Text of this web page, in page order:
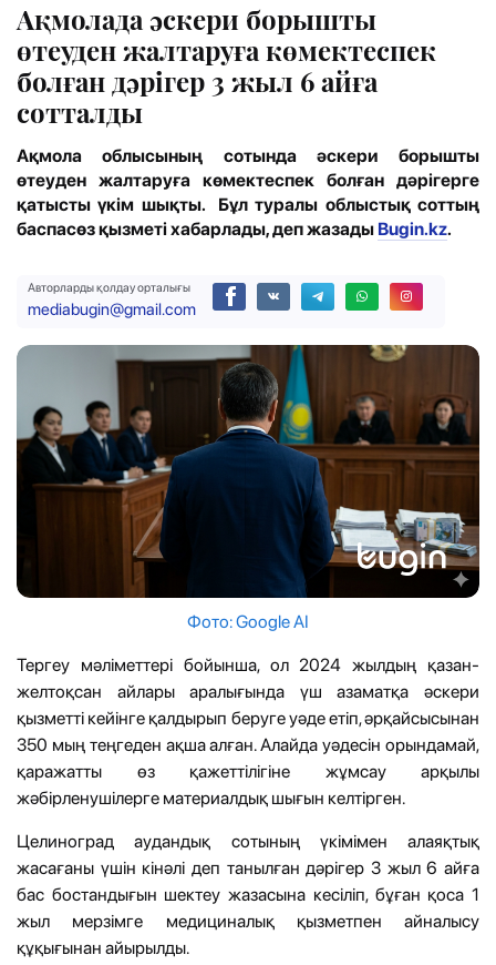
Ақмолада әскери борышты
өтеуден жалтаруға көмектеспек
болған дәрігер 3 жыл 6 айға
сотталды
Ақмола облысының сотында әскери борышты
өтеуден жалтаруға көмектеспек болған дәрігерге
қатысты үкім шықты. Бұл туралы облыстық соттың
баспасөз қызметі хабарлады, деп жазады Bugin.kz.
Авторларды қолдау орталығы
mediabugin@gmail.com
Фото: Google AI
Тергеу мәліметтері бойынша, ол 2024 жылдың қазан-
желтоқсан айлары аралығында үш азаматқа әскери
қызметті кейінге қалдырып беруге уәде етіп, әрқайсысынан
350 мың теңгеден ақша алған. Алайда уәдесін орындамай,
қаражатты өз қажеттілігіне жұмсау арқылы
жәбірленушілерге материалдық шығын келтірген.
Целиноград аудандық сотының үкімімен алаяқтық
жасағаны үшін кінәлі деп танылған дәрігер 3 жыл 6 айға
бас бостандығын шектеу жазасына кесіліп, бұған қоса 1
жыл мерзімге медициналық қызметпен айналысу
құқығынан айырылды.